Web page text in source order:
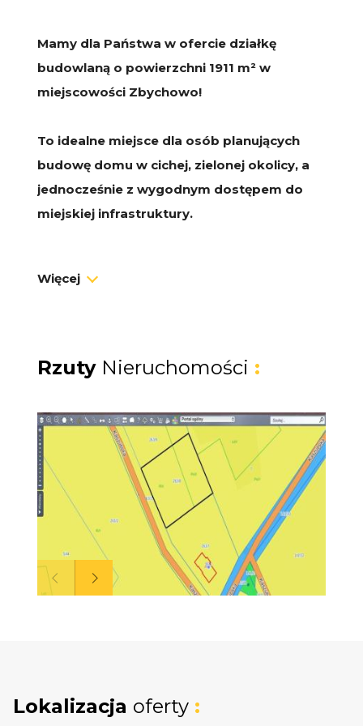
Mamy dla Państwa w ofercie działkę
budowlaną o powierzchni 1911 m² w
miejscowości Zbychowo!
To idealne miejsce dla osób planujących
budowę domu w cichej, zielonej okolicy, a
jednocześnie z wygodnym dostępem do
miejskiej infrastruktury.
współrzędnych Google Maps:
Działka objęta jest miejscowym planem
zagospodarowania przestrzennego z
mieszkaniową jednorodzinną oraz
usługową.
Ze względu na minimalną powierzchnię
nowo wydzielanych działek (1000 m²)
istnieje możliwość podziału nieruchomości
na dwie działki budowlane, co stwarza
koncepcję zabudowy działki. Wizualizacje
Więcej
Rzuty Nieruchomości :
Lokalizacja oferty :